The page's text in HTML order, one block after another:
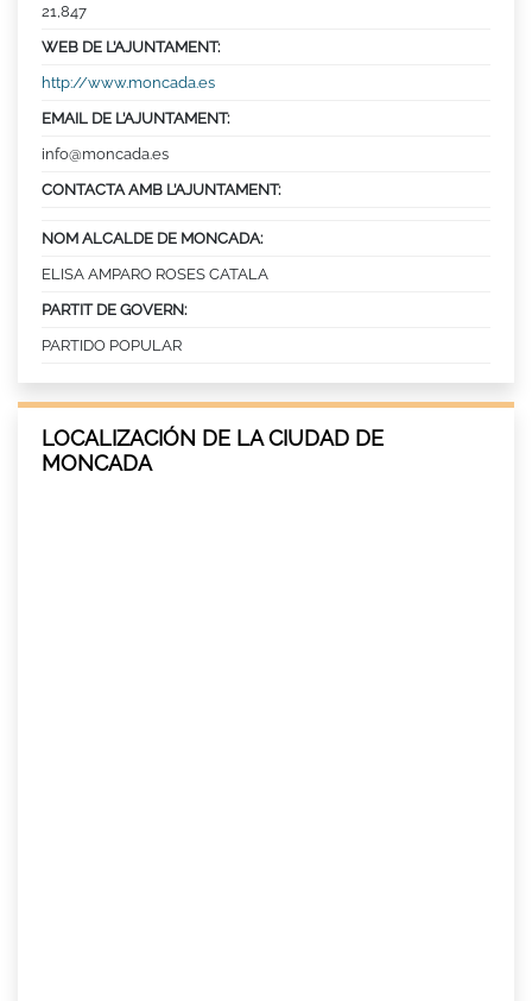
21,847
WEB DE L’AJUNTAMENT:
http://www.moncada.es
EMAIL DE L’AJUNTAMENT:
info@moncada.es
CONTACTA AMB L’AJUNTAMENT:
NOM ALCALDE DE MONCADA:
ELISA AMPARO ROSES CATALA
PARTIT DE GOVERN:
PARTIDO POPULAR
LOCALIZACIÓN DE LA CIUDAD DE
MONCADA